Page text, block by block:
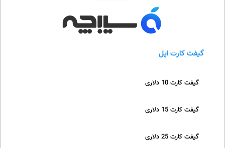
گیفت کارت اپل
گیفت کارت 10 دلاری
گیفت کارت 15 دلاری
گیفت کارت 25 دلاری